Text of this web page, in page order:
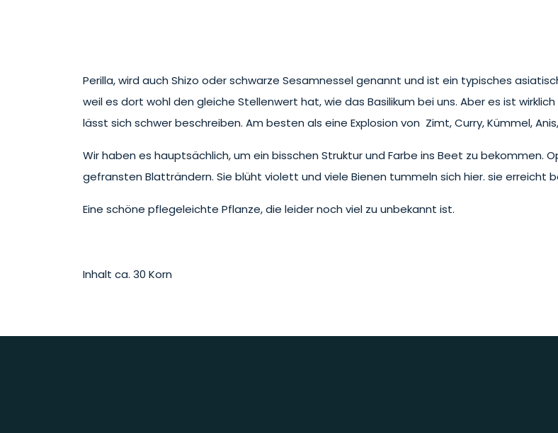
Perilla, wird auch Shizo oder schwarze Sesamnessel genannt und ist ein typisches
weil es dort wohl den gleiche Stellenwert hat, wie das Basilikum bei uns. Aber es ist
lässt sich schwer beschreiben. Am besten als eine Explosion von Zimt, Curry, Kümmel,
Wir haben es hauptsächlich, um ein bisschen Struktur und Farbe ins Beet zu
gefransten Blatträndern. Sie blüht violett und viele Bienen tummeln sich hier. sie erreicht
Eine schöne pflegeleichte Pflanze, die leider noch viel zu unbekannt ist.
Inhalt ca. 30 Korn